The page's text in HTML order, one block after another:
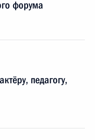
форума
педагогу,